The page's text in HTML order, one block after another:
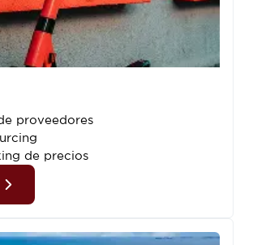
proveedores
de precios